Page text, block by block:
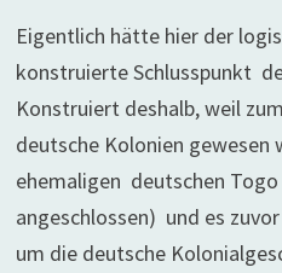
Eigentlich hätte hier der
konstruierte Schlusspunkt
Konstruiert deshalb, weil
deutsche Kolonien gewesen
ehemaligen deutschen
angeschlossen) und es
um die deutsche